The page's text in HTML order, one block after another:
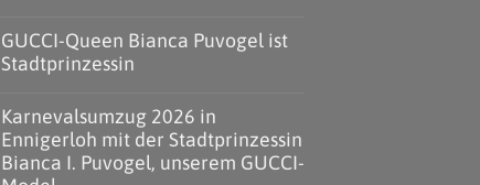
GUCCI-Queen Bianca Puvogel ist
Stadtprinzessin
Karnevalsumzug 2026 in
Ennigerloh mit der Stadtprinzessin
Bianca I. Puvogel, unserem GUCCI-